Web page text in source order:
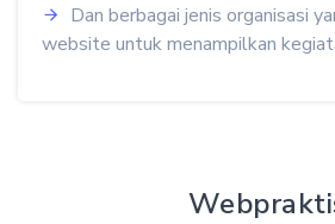
Dan berbagai jenis organisasi
website untuk menampilkan